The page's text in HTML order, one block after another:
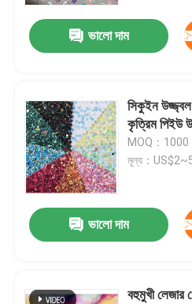
ভালো দাম
সিকুইন উজ্জ্বল
কৃত্রিম পিইউ
MOQ：1000
মূল্য：
ভালো দাম
বহুমুখী লেজার